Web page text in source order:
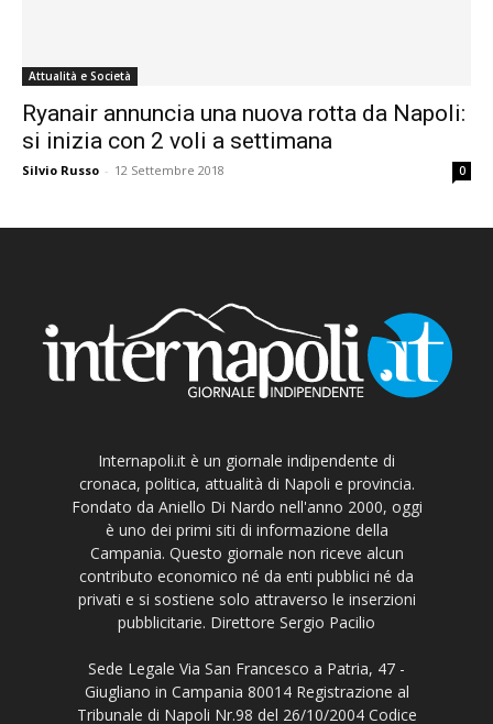
Attualità e Società
Ryanair annuncia una nuova rotta da Napoli:
si inizia con 2 voli a settimana
Silvio Russo - 12 Settembre 2018 0
Internapoli.it è un giornale indipendente di
cronaca, politica, attualità di Napoli e provincia.
Fondato da Aniello Di Nardo nell'anno 2000, oggi
è uno dei primi siti di informazione della
Campania. Questo giornale non riceve alcun
contributo economico né da enti pubblici né da
privati e si sostiene solo attraverso le inserzioni
pubblicitarie. Direttore Sergio Pacilio
Sede Legale Via San Francesco a Patria, 47 -
Giugliano in Campania 80014 Registrazione al
Tribunale di Napoli Nr.98 del 26/10/2004 Codice